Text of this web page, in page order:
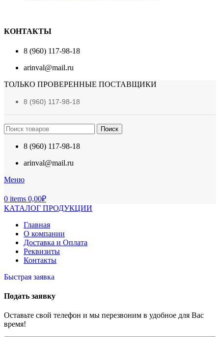
КОНТАКТЫ
8 (960) 117-98-18
arinval@mail.ru
ТОЛЬКО ПРОВЕРЕННЫЕ ПОСТАВЩИКИ
8 (960) 117-98-18
Поиск
8 (960) 117-98-18
arinval@mail.ru
Меню
0 items 0,00₽
КАТАЛОГ ПРОДУКЦИИ
Главная
О компании
Доставка и Оплата
Реквизиты
Контакты
Быстрая заявка
Подать заявку
Оставьте свой телефон и мы перезвоним в удобное для Вас
время!